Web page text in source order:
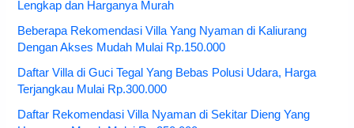
Lengkap dan Harganya Murah
Beberapa Rekomendasi Villa Yang Nyaman di Kaliurang
Dengan Akses Mudah Mulai Rp.150.000
Daftar Villa di Guci Tegal Yang Bebas Polusi Udara, Harga
Terjangkau Mulai Rp.300.000
Daftar Rekomendasi Villa Nyaman di Sekitar Dieng Yang